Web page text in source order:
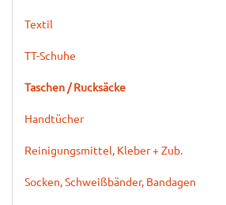
Textil
TT-Schuhe
Taschen / Rucksäcke
Handtücher
Reinigungsmittel, Kleber + Zub.
Socken, Schweißbänder, Bandagen